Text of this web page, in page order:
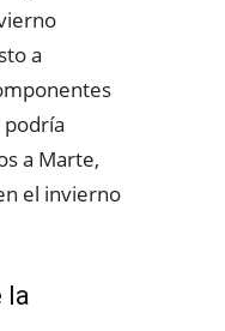
a
a Marte,
el invierno
la